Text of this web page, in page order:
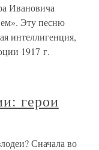
Ивановича
Эту песню
интеллигенция,
1917 г.
герои
Сначала во